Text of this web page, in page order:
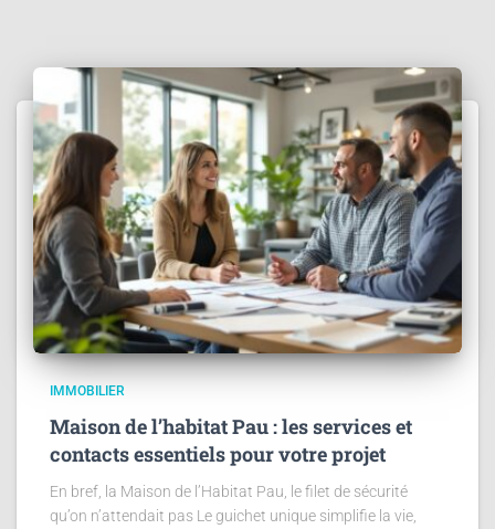
IMMOBILIER
Maison de l’habitat Pau : les services et
contacts essentiels pour votre projet
En bref, la Maison de l’Habitat Pau, le filet de sécurité
qu’on n’attendait pas Le guichet unique simplifie la vie,